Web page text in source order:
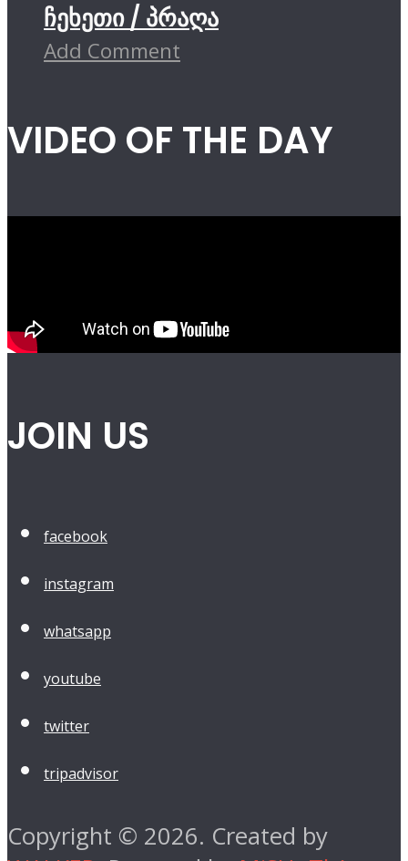
ჩეხეთი / პრაღა
Add Comment
VIDEO OF THE DAY
JOIN US
facebook
instagram
whatsapp
youtube
twitter
tripadvisor
Copyright © 2026. Created by